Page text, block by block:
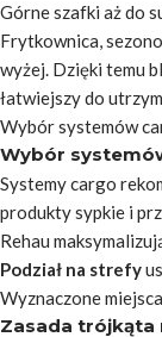
Górne szafki aż do
Frytkownica,
wyżej. Dzięki temu
łatwiejszy do
Wybór systemów
Wybór
Systemy cargo
produkty sypkie i
Rehau
Podział na strefy
Wyznaczone
Zasada